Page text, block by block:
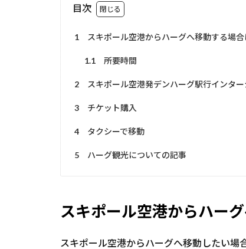
目次
1 スキポール空港からハーグへ移動する場
1.1 所要時間
2 スキポール空港発デンハーグ駅行インタ
3 チケット購入
4 タクシーで移動
5 ハーグ観光についての記事
スキポール空港からハー
スキポール空港からハーグへ移動したい場